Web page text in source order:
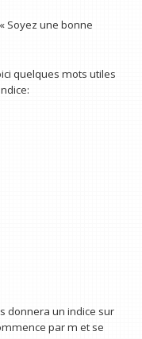
Soyez une bonne
quelques mots utiles
donnera un indice sur
par m et se